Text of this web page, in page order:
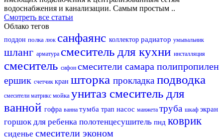
водоснабжения и канализации. Самым простым ..
Смотреть все статьи
Облако тегов
поддон полка люк санфаянс коллектор радиатор умывальник
шланг арматура смеситель для кухни инсталляция
смеситель сифон смесители самара полипропилен
ершик счетчик кран шторка прокладка подводка
смесители матрикс мойка унитаз смеситель для
ванной гофра ванна тумба трап насос манжета труба шкаф экран
горшок для ребенка полотенцесушитель пнд коврик
сиденье смесители эконом